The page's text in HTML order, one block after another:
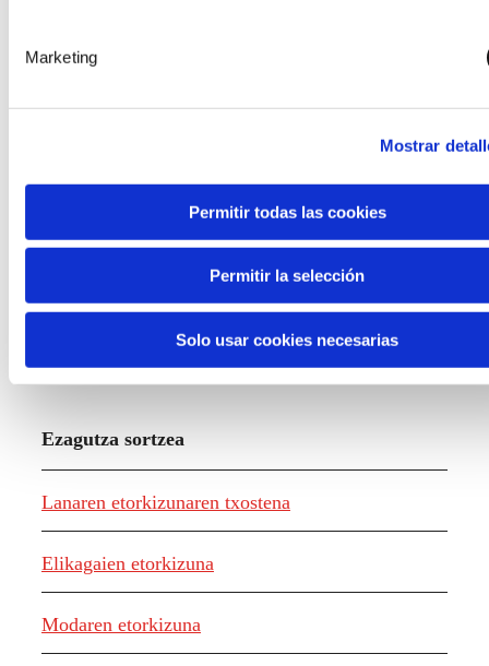
Marketing
Mostrar
Permitir todas las cookies
Permitir la selección
Solo usar cookies necesarias
eta
Ezagutza sortzea
Lanaren etorkizunaren txostena
Elikagaien etorkizuna
Modaren etorkizuna